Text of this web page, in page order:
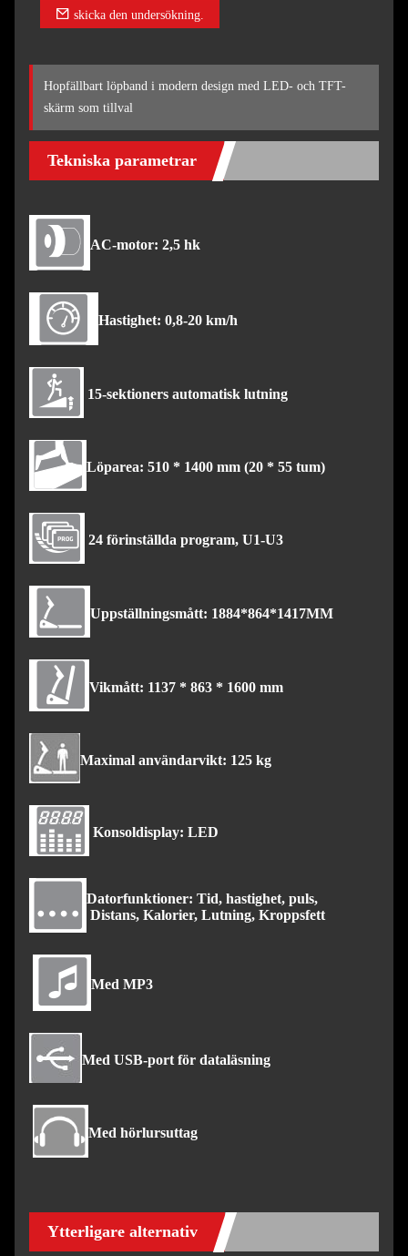
skicka den undersökning.
Hopfällbart löpband i modern design med LED- och TFT-
skärm som tillval
Tekniska parametrar
AC-motor: 2,5 hk
Hastighet: 0,8-20 km/h
15-sektioners automatisk lutning
Löparea: 510 * 1400 mm (20 * 55 tum)
24 förinställda program, U1-U3
Uppställningsmått: 1884*864*1417MM
Vikmått: 1137 * 863 * 1600 mm
Maximal användarvikt: 125 kg
Konsoldisplay: LED
Datorfunktioner: Tid, hastighet, puls,
Distans, Kalorier, Lutning, Kroppsfett
Med MP3
Med USB-port för dataläsning
Med hörlursuttag
Ytterligare alternativ